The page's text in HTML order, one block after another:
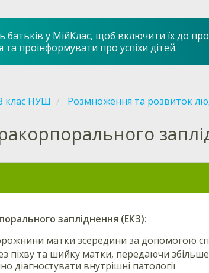
батьків у МійКлас, щоб включити їх до
та проінформувати про успіхи дітей.
клас НУШ Розмноження та розвиток
запліднення (ЕКЗ):
матки зсередини за допомогою
піхву та шийку матки, передаючи
діагностувати внутрішні патології